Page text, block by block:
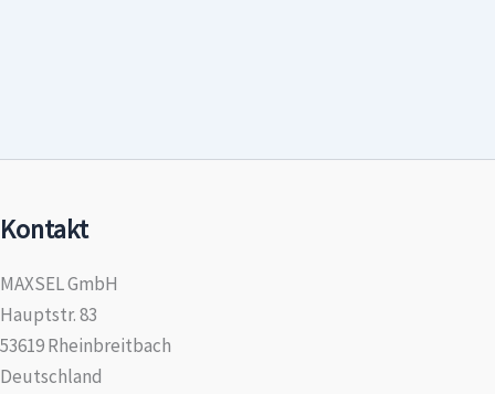
Kontakt
MAXSEL GmbH
Hauptstr. 83
53619 Rheinbreitbach
Deutschland